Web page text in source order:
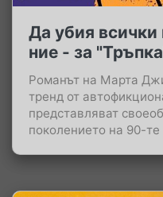
Да убия
ние - за
Романът на Марта
тренд от
представляват
поколението на 90-те